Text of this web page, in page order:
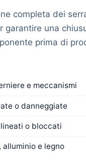
completa dei
garantire una
prima di
e meccanismi
o danneggiate
o bloccati
alluminio e legno